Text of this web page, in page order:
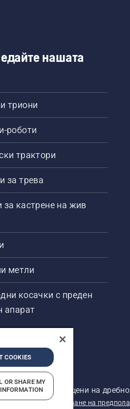
нашата
триони
роботи
трактори
за трева
кастрене на жив
метли
косачки с преден
апарат
цени на
Отпечатано Докладване на
COOKIES
OR SHARE MY